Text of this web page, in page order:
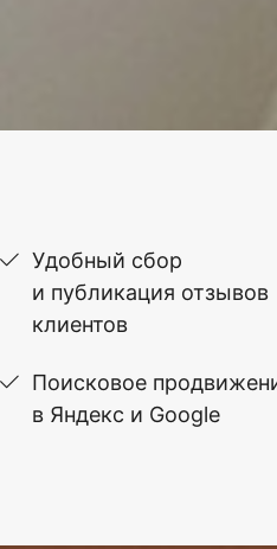
Удобный сбор
и публикация отзывов
клиентов
Поисковое
в Яндекс и Google